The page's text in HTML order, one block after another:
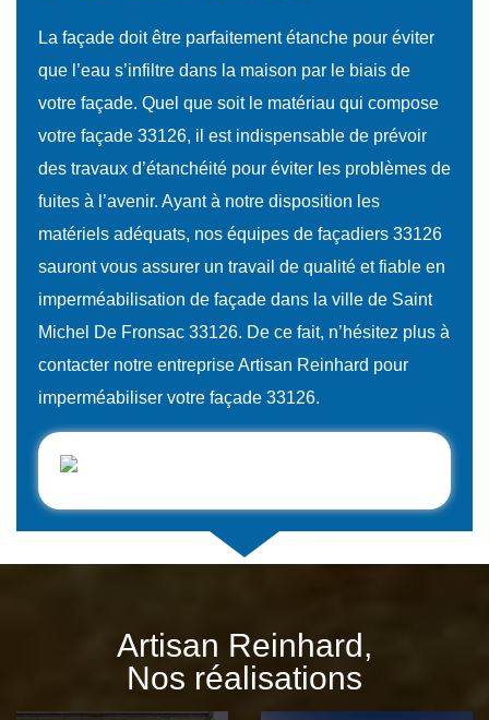
La façade doit être parfaitement étanche pour éviter
que l’eau s’infiltre dans la maison par le biais de
votre façade. Quel que soit le matériau qui compose
votre façade 33126, il est indispensable de prévoir
des travaux d’étanchéité pour éviter les problèmes de
fuites à l’avenir. Ayant à notre disposition les
matériels adéquats, nos équipes de façadiers 33126
sauront vous assurer un travail de qualité et fiable en
imperméabilisation de façade dans la ville de Saint
Michel De Fronsac 33126. De ce fait, n’hésitez plus à
contacter notre entreprise Artisan Reinhard pour
imperméabiliser votre façade 33126.
Artisan Reinhard,
Nos réalisations